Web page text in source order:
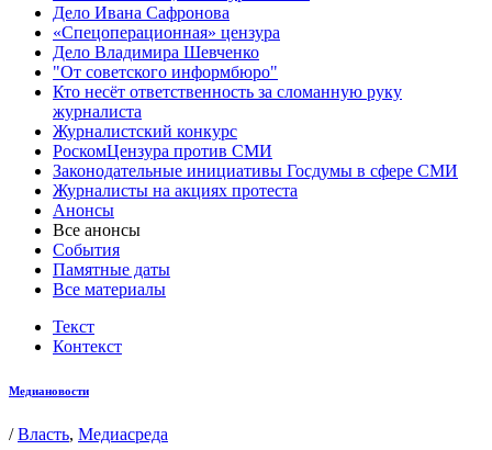
Дело Ивана Сафронова
«Спецоперационная» цензура
Дело Владимира Шевченко
"От советского информбюро"
Кто несёт ответственность за сломанную руку
журналиста
Журналистский конкурс
РоскомЦензура против СМИ
Законодательные инициативы Госдумы в сфере СМИ
Журналисты на акциях протеста
Анонсы
Все анонсы
События
Памятные даты
Все материалы
Текст
Контекст
Медиановости
/Власть, Медиасреда